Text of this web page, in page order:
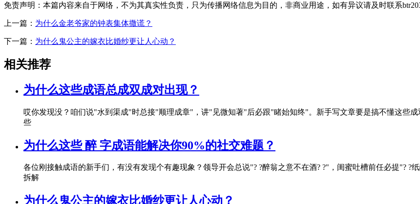
免责声明：本篇内容来自于网络，不为其真实性负责，只为传播网络信息为目的，非商业用途，如有异议请及时联系
上一篇： 为什么金老爷家的钟表集体撒谎？
下一篇： 为什么鬼公主的嫁衣比婚纱更让人心动？
相关推荐
为什么这些成语总成双成对出现？
哎你发现没？咱们说"水到渠成"时总接"顺理成章"，讲"见微知著"后必跟"睹始知终"。新手写文章要是搞不懂这些
些
为什么这些 醉 字成语能解决你90%的社交难题？
各位刚接触成语的新手们，有没有发现个有趣现象？领导开会总说"? ?醉翁之意不在酒? ?"，闺蜜吐槽前任必提"? ?
拆解
为什么鬼公主的嫁衣比婚纱更让人心动？